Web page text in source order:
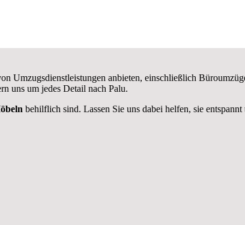
Umzugsdienstleistungen anbieten, einschließlich
uns um jedes Detail nach Palu.
behilflich sind. Lassen Sie uns dabei helfen, sie